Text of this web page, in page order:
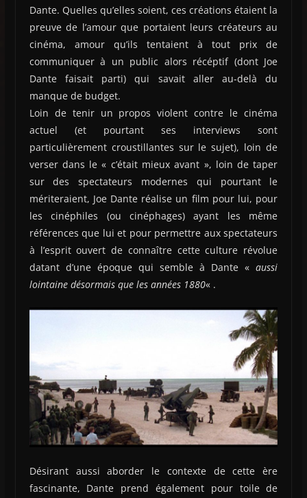
Dante. Quelles qu’elles soient, ces créations étaient la
preuve de l’amour que portaient leurs créateurs au
cinéma, amour qu’ils tentaient à tout prix de
communiquer à un public alors récéptif (dont Joe
Dante faisait parti) qui savait aller au-delà du
manque de budget.
Loin de tenir un propos violent contre le cinéma
actuel (et pourtant ses interviews sont
particulièrement croustillantes sur le sujet), loin de
verser dans le « c’était mieux avant », loin de taper
sur des spectateurs modernes qui pourtant le
mériteraient, Joe Dante réalise un film pour lui, pour
les cinéphiles (ou cinéphages) ayant les même
références que lui et pour permettre aux spectateurs
à l’esprit ouvert de connaître cette culture révolue
datant d’une époque qui semble à Dante «aussi
lointaine désormais que les années 1880« .
Désirant aussi aborder le contexte de cette ère
fascinante, Dante prend également pour toile de